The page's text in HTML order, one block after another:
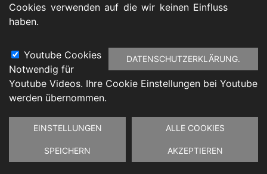
Cookies verwenden auf die wir keinen Einfluss
haben.
DATENSCHUTZERKLÄRUNG.
Youtube Cookies
Notwendig für
Youtube Videos. Ihre Cookie Einstellungen bei Youtube
werden übernommen.
EINSTELLUNGEN
SPEICHERN
ALLE COOKIES
AKZEPTIEREN
Zustimmung
zurückziehen